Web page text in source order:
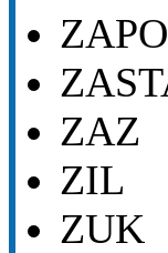
ZAZ
ZIL
ZUK